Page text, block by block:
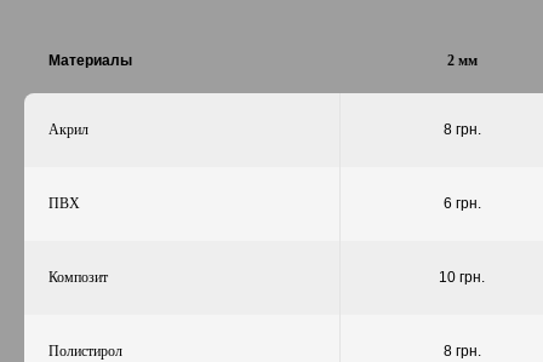
Материалы 2 мм
Акрил 8 грн.
ПВХ 6 грн.
Композит 10 грн.
Полистирол 8 грн.